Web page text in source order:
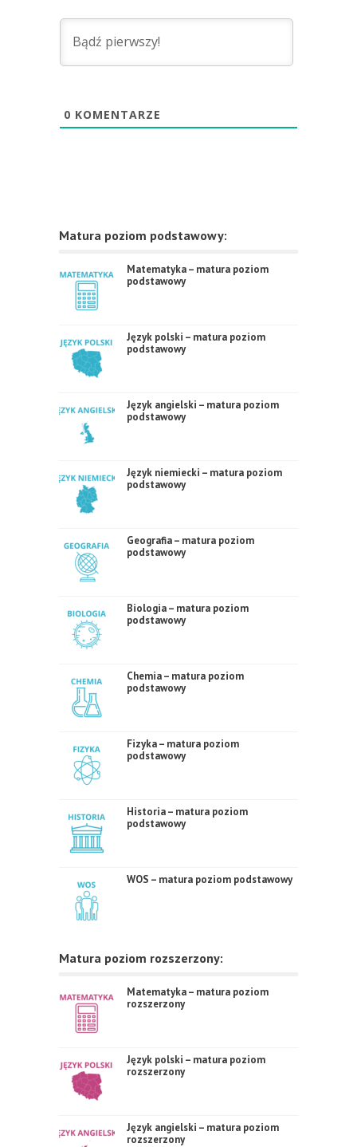
0 KOMENTARZE
Matura poziom podstawowy:
Matematyka – matura poziom
podstawowy
Język polski – matura poziom
podstawowy
Język angielski – matura poziom
podstawowy
Język niemiecki – matura poziom
podstawowy
Geografia – matura poziom
podstawowy
Biologia – matura poziom
podstawowy
Chemia – matura poziom
podstawowy
Fizyka – matura poziom
podstawowy
Historia – matura poziom
podstawowy
WOS – matura poziom podstawowy
Matura poziom rozszerzony:
Matematyka – matura poziom
rozszerzony
Język polski – matura poziom
rozszerzony
Język angielski – matura poziom
rozszerzony